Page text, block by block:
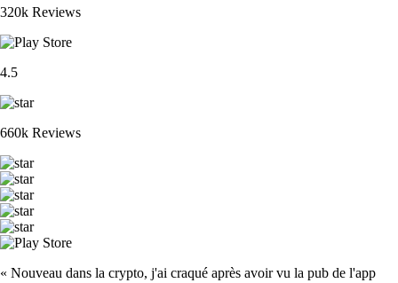
320k Reviews
4.5
660k Reviews
« Nouveau dans la crypto, j'ai craqué après avoir vu la pub de l'app